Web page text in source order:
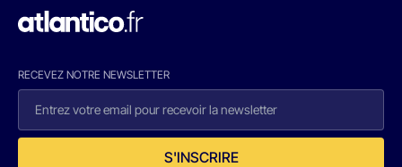
RECEVEZ NOTRE NEWSLETTER
S'INSCRIRE